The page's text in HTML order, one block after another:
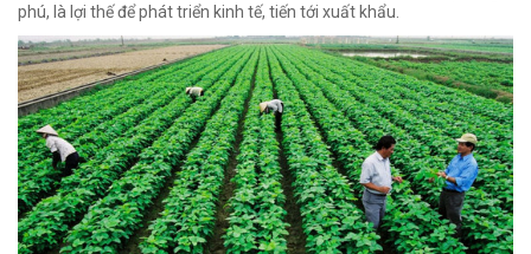
phú, là lợi thế để phát triển kinh tế, tiến tới xuất khẩu.